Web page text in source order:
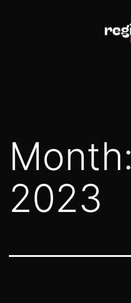
Month:
2023